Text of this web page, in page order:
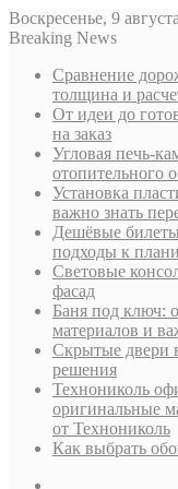
Воскресенье, 9
Breaking News
Сравнение
толщина и
От идеи до
на заказ
Угловая печь-
отопительного
Установка
важно знать
Дешёвые
подходы к
Световые
фасад
Баня под ключ:
материалов и
Скрытые двери
решения
Технониколь
оригинальные
от Технониколь
Как выбрать